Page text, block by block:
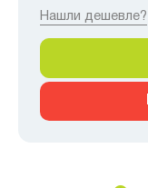
Нашли дешевле?